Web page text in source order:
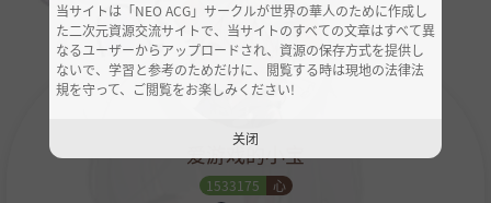
爱游戏的小宝
1533175
心
当サイトは「NEO ACG」サークルが世界の華人のために作成し
た二次元資源交流サイトで、当サイトのすべての文章はすべて異
なるユーザーからアップロードされ、資源の保存方式を提供し
ないで、学習と参考のためだけに、閲覧する時は現地の法律法
規を守って、ご閲覧をお楽しみください!
关闭